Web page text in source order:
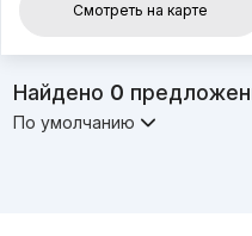
Смотреть на карте
Найдено 0
По умолчанию